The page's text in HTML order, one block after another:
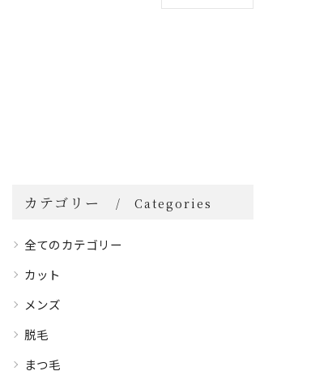
カテゴリー Categories
全てのカテゴリー
カット
メンズ
脱毛
まつ毛